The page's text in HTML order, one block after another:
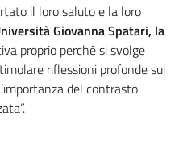
il loro saluto e la loro
Giovanna Spatari, la
proprio perché si svolge
riflessioni profonde sui
del contrasto